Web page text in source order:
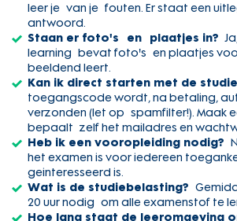
leer je van je fouten. Er staat een
antwoord.
Staan er foto's en plaatjes in?
learning bevat foto's en plaatjes
beeldend leert.
Kan ik direct starten met de
toegangscode wordt, na betaling,
verzonden (let op spamfilter!). Maak
bepaalt zelf het mailadres en
Heb ik een vooropleiding nodig?
het examen is voor iedereen
geinteresseerd is.
Wat is de studiebelasting?
20 uur nodig om alle examenstof te
Hoe lang staat de leeromgeving